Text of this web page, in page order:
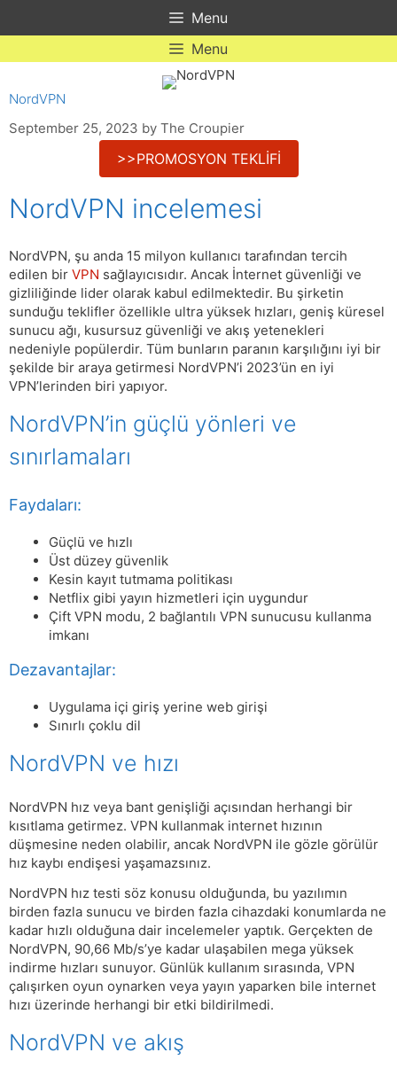
Menu
Menu
NordVPN
September 25, 2023 by The Croupier
>>PROMOSYON TEKLİFİ
NordVPN incelemesi
NordVPN, şu anda 15 milyon kullanıcı tarafından tercih
edilen bir VPN sağlayıcısıdır. Ancak İnternet güvenliği ve
gizliliğinde lider olarak kabul edilmektedir. Bu şirketin
sunduğu teklifler özellikle ultra yüksek hızları, geniş küresel
sunucu ağı, kusursuz güvenliği ve akış yetenekleri
nedeniyle popülerdir. Tüm bunların paranın karşılığını iyi bir
şekilde bir araya getirmesi NordVPN’i 2023’ün en iyi
VPN’lerinden biri yapıyor.
NordVPN’in güçlü yönleri ve
sınırlamaları
Faydaları:
Güçlü ve hızlı
Üst düzey güvenlik
Kesin kayıt tutmama politikası
Netflix gibi yayın hizmetleri için uygundur
Çift VPN modu, 2 bağlantılı VPN sunucusu kullanma
imkanı
Dezavantajlar:
Uygulama içi giriş yerine web girişi
Sınırlı çoklu dil
NordVPN ve hızı
NordVPN hız veya bant genişliği açısından herhangi bir
kısıtlama getirmez. VPN kullanmak internet hızının
düşmesine neden olabilir, ancak NordVPN ile gözle görülür
hız kaybı endişesi yaşamazsınız.
NordVPN hız testi söz konusu olduğunda, bu yazılımın
birden fazla sunucu ve birden fazla cihazdaki konumlarda ne
kadar hızlı olduğuna dair incelemeler yaptık. Gerçekten de
NordVPN, 90,66 Mb/s’ye kadar ulaşabilen mega yüksek
indirme hızları sunuyor. Günlük kullanım sırasında, VPN
çalışırken oyun oynarken veya yayın yaparken bile internet
hızı üzerinde herhangi bir etki bildirilmedi.
NordVPN ve akış